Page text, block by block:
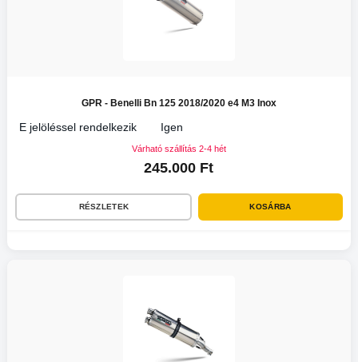
GPR - Benelli Bn 125 2018/2020 e4 M3 Inox
E jelöléssel rendelkezik Igen
Várható szállítás 2-4 hét
245.000 Ft
RÉSZLETEK KOSÁRBA